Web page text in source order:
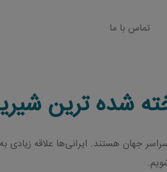
تماس با ما
شده ترین
جهان هستند. ایرانی‌ها علاقه